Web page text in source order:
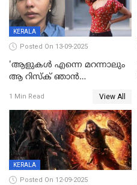
KERALA
Posted On 13-09-2025
'ആളുകള്‍ എന്നെ മറന്നാലും
ആ റിസ്ക് ഞാൻ
മനസിലായി, കടുത്ത
തീരുമാനവുമായി ഐശ്വര്യ
ലക്ഷ്മി
1 Min Read View All
KERALA
Posted On 12-09-2025